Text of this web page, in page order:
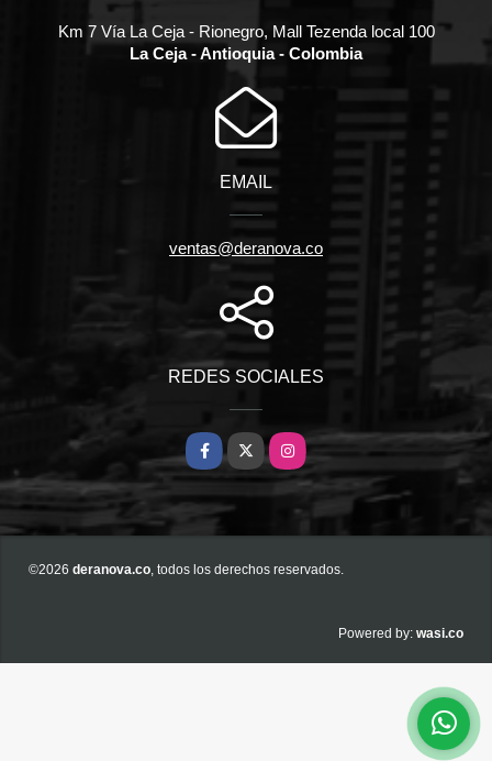
Km 7 Vía La Ceja - Rionegro, Mall Tezenda local 100
La Ceja - Antioquia - Colombia
EMAIL
ventas@deranova.co
REDES SOCIALES
Facebook
X Instagram
©2026 deranova.co , todos los derechos reservados.
Powered by: wasi.co